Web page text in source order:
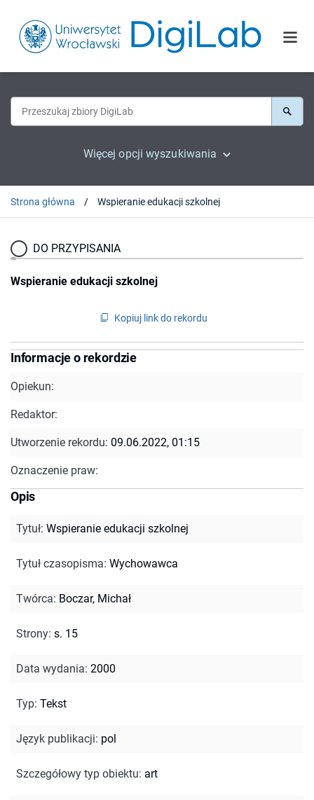
Więcej opcji wyszukiwania
Strona główna Wspieranie edukacji szkolnej
DO PRZYPISANIA
Wspieranie edukacji szkolnej
Kopiuj link do rekordu
Informacje o rekordzie
Opiekun:
Redaktor:
Utworzenie rekordu: 09.06.2022, 01:15
Oznaczenie praw:
Opis
Tytuł: Wspieranie edukacji szkolnej
Tytuł czasopisma: Wychowawca
Twórca: Boczar, Michał
Strony: s. 15
Data wydania: 2000
Typ: Tekst
Język publikacji: pol
Szczegółowy typ obiektu: art